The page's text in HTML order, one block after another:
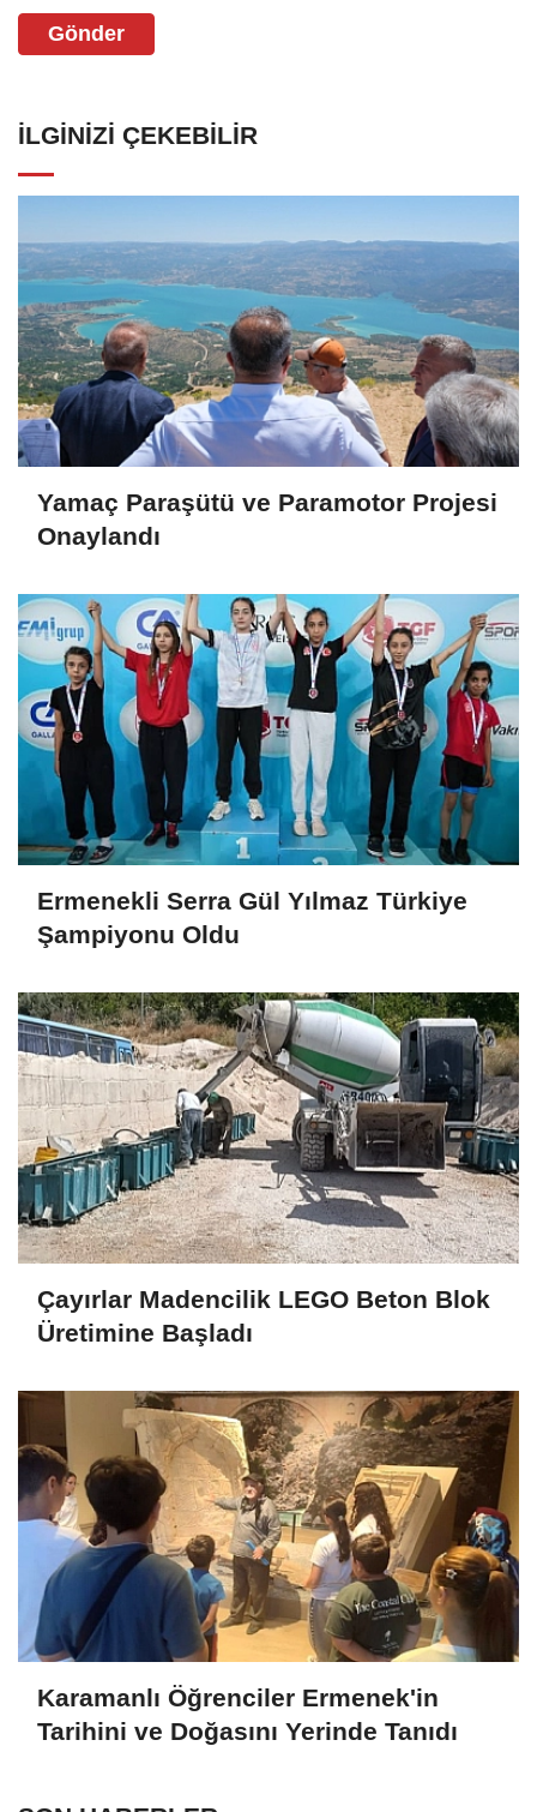
Gönder
İLGINIZI ÇEKEBILIR
Yamaç Paraşütü ve Paramotor Projesi
Onaylandı
Ermenekli Serra Gül Yılmaz Türkiye
Şampiyonu Oldu
Çayırlar Madencilik LEGO Beton Blok
Üretimine Başladı
Karamanlı Öğrenciler Ermenek'in
Tarihini ve Doğasını Yerinde Tanıdı